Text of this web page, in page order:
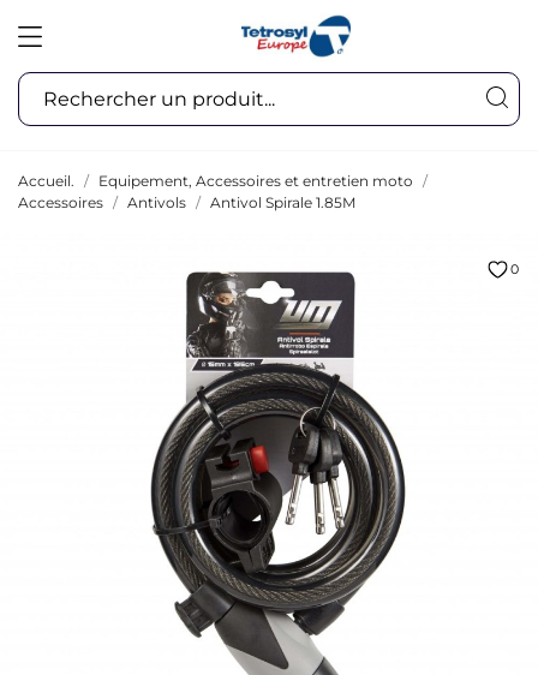
Accueil.
Equipement, Accessoires et entretien moto
Accessoires
Antivols Antivol Spirale 1.85M
0